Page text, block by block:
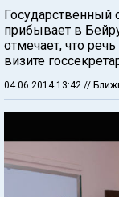
прибывает в
отмечает, что
визите
04.06.2014 13:42 //